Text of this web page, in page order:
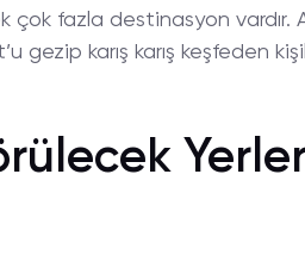
çok fazla destinasyon vardır.
gezip karış karış keşfeden